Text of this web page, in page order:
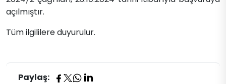
açılmıştır.
Tüm ilgililere duyurulur.
Paylaş: